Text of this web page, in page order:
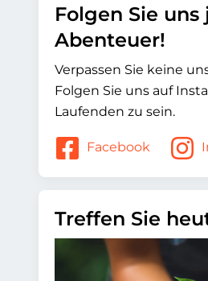
Folgen Sie
Abenteuer!
Verpassen Sie keine
Folgen Sie uns auf
Laufenden zu sein.
Facebook
Treffen Sie